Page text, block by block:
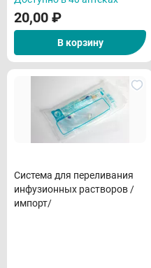
20,00 ₽
В корзину
Система для переливания
инфузионных растворов /
импорт/